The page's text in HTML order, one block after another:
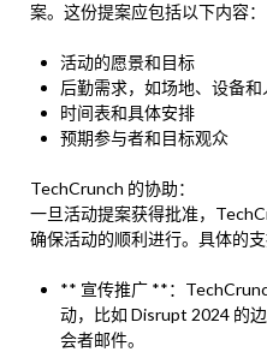
案。这份提案应包括以下内容：
活动的愿景和目标
后勤需求，如场地、设备
时间表和具体安排
预期参与者和目标观众
TechCrunch 的协助：
一旦活动提案获得批准，
确保活动的顺利进行。具体的支
** 宣传推广 **：
动，比如 Disrupt 2024 的
会者邮件。